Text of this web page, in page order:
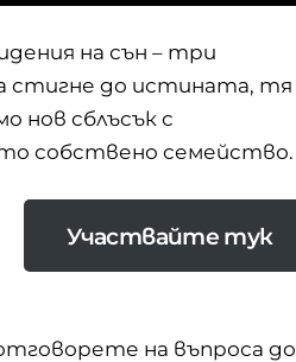
на сън – три
стигне до истината, тя
нов сблъсък с
собствено семейство.
Участвайте тук
на въпроса до